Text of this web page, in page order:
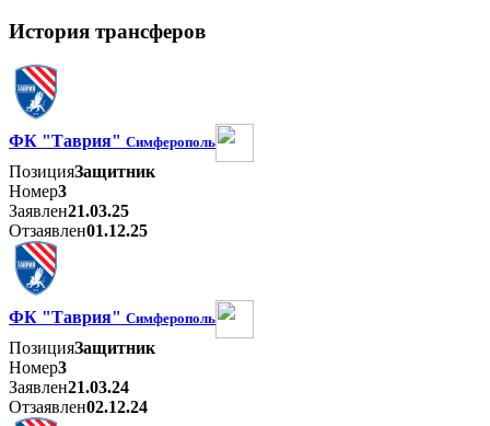
История трансферов
ФК "Таврия" Симферополь
ПозицияЗащитник
Номер3
Заявлен21.03.25
Отзаявлен01.12.25
ФК "Таврия" Симферополь
ПозицияЗащитник
Номер3
Заявлен21.03.24
Отзаявлен02.12.24